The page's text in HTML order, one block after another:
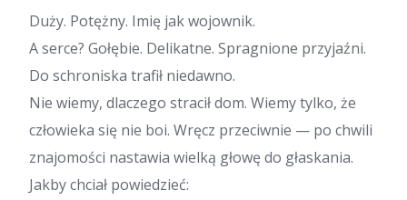
Duży. Potężny. Imię jak wojownik.
A serce? Gołębie. Delikatne. Spragnione przyjaźni.
Do schroniska trafił niedawno.
Nie wiemy, dlaczego stracił dom. Wiemy tylko, że
człowieka się nie boi. Wręcz przeciwnie — po chwili
znajomości nastawia wielką głowę do głaskania.
Jakby chciał powiedzieć: